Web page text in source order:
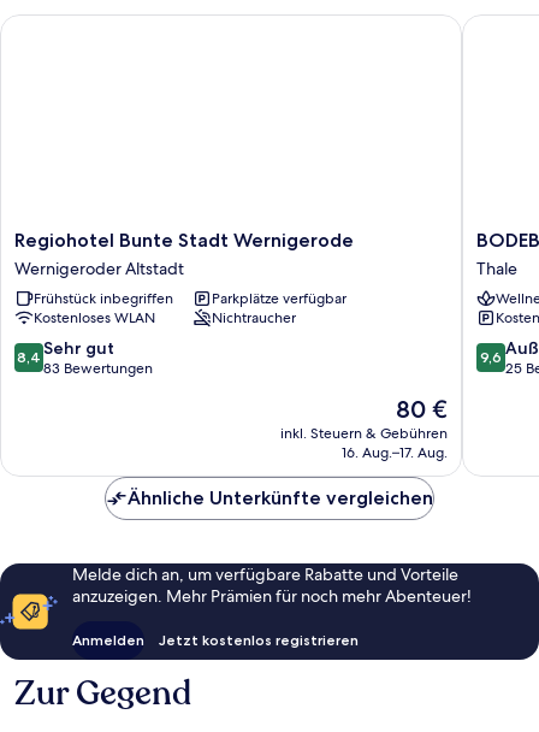
Regiohotel
Bunte
Stadt
Wernigerode
Wernigeroder
Altstadt
Regiohotel Bunte Stadt Wernigerode
Wernigeroder Altstadt
Frühstück inbegriffen
Parkplätze verfügbar
Kostenloses WLAN
Nichtraucher
8.4
von
Bewertungen
8,4 Sehr gut
83 Bewertungen
Der
Preis
beträgt
80 €
inkl. Steuern & Gebühren
16. Aug.–17. Aug.
Regiohotel Bunte Stadt Wernigerode
Thale
Thale
9.6
von
9,6
25
Ähnliche Unterkünfte vergleichen
Melde dich an, um verfügbare Rabatte und Vorteile
anzuzeigen. Mehr Prämien für noch mehr Abenteuer!
Anmelden Jetzt kostenlos registrieren
Zur Gegend